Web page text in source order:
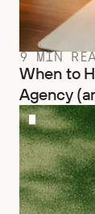
9 MIN
When to
Agency